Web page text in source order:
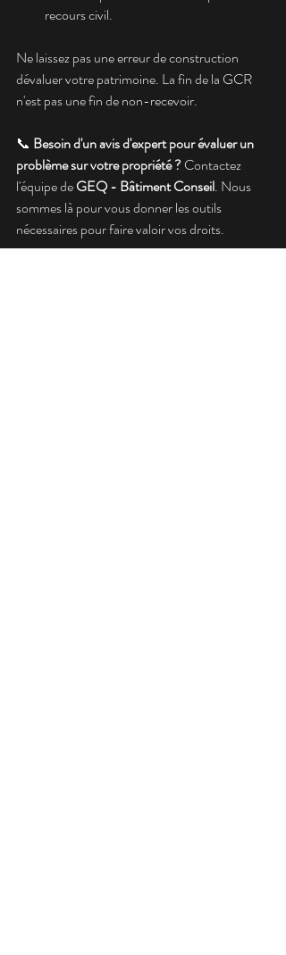
recours civil.
Ne laissez pas une erreur de construction
dévaluer votre patrimoine. La fin de la GCR
n'est pas une fin de non-recevoir.
📞 Besoin d'un avis d'expert pour évaluer un
problème sur votre propriété ? Contactez
l'équipe de GEQ - Bâtiment Conseil. Nous
sommes là pour vous donner les outils
nécessaires pour faire valoir vos droits.